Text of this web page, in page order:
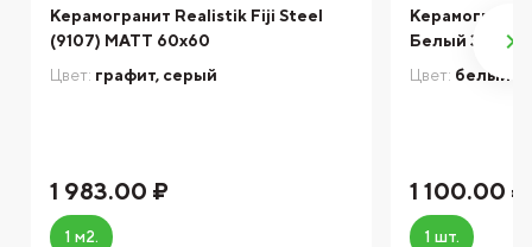
Керамогранит Realistik Fiji Steel
(9107) MATT 60x60
Цвет: графит, серый
1 983.00 ₽
1 м2.
Белый 30х30
Цвет: белый
1 100.00 ₽
1 шт.